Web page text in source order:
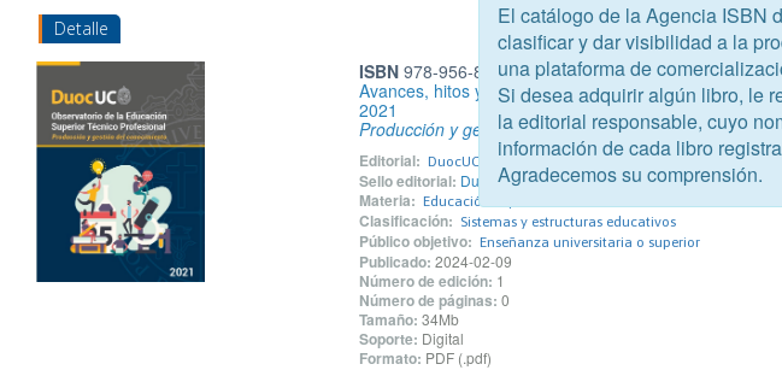
Detalle
ISBN978-956-8901-18-9
Avances, hitos y reflexiones en Duoc UC durante el
2021
Producción y gestión del conocimiento
Editorial: DuocUC
Sello editorial: DuocUC
Materia: Educación superior
Clasificación: Sistemas y estructuras educativos
Público objetivo: Enseñanza universitaria o superior
Publicado: 2024-02-09
Número de edición: 1
Número de páginas: 0
Tamaño: 34Mb
Soporte: Digital
Formato: PDF (.pdf)
El catálogo de la Agencia ISBN
clasificar y dar visibilidad a la
una plataforma de
Si desea adquirir algún libro, le
la editorial responsable, cuyo
información de cada libro
Agradecemos su comprensión.